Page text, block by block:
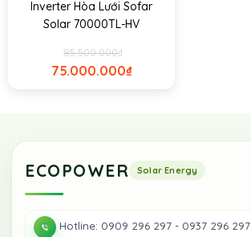
Inverter Hòa Lưới Sofar
Solar 70000TL-HV
₫
85.500.000
₫
75.000.000
ECOPOWER
Hotline: 0909 296 297 - 0937 296 297